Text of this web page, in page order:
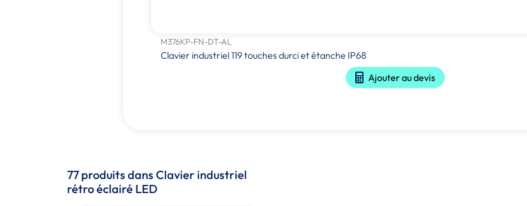
M376KP-FN-DT-AL
Clavier industriel 119 touches durci et étanche IP68
Ajouter au devis
77 produits dans Clavier industriel
rétro éclairé LED